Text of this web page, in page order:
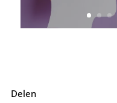
Delen